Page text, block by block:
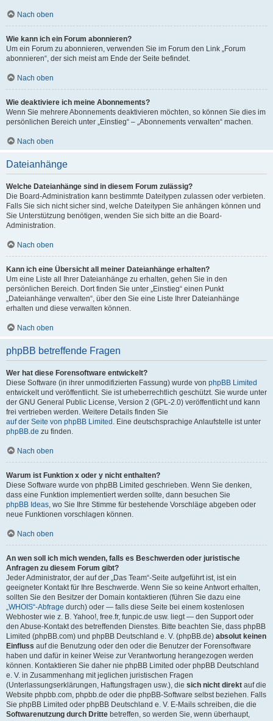
Nach oben
Wie kann ich ein Forum abonnieren?
Um ein Forum zu abonnieren, verwenden Sie im Forum den Link „Forum
abonnieren“, der sich meist am Ende der Seite befindet.
Nach oben
Wie deaktiviere ich meine Abonnements?
Wenn Sie mehrere Abonnements deaktivieren möchten, so können Sie dies im
persönlichen Bereich unter „Einstieg“ – „Abonnements verwalten“ machen.
Nach oben
Dateianhänge
Welche Dateianhänge sind in diesem Forum zulässig?
Die Board-Administration kann bestimmte Dateitypen zulassen oder verbieten.
Falls Sie sich nicht sicher sind, welche Dateitypen Sie anhängen können und
Sie Unterstützung benötigen, wenden Sie sich bitte an die Board-
Administration.
Nach oben
Kann ich eine Übersicht all meiner Dateianhänge erhalten?
Um eine Liste all Ihrer Dateianhänge zu erhalten, gehen Sie in den
persönlichen Bereich. Dort finden Sie unter „Einstieg“ einen Punkt
„Dateianhänge verwalten“, über den Sie eine Liste Ihrer Dateianhänge
erhalten und diese verwalten können.
Nach oben
phpBB betreffende Fragen
Wer hat diese Forensoftware entwickelt?
Diese Software (in ihrer unmodifizierten Fassung) wurde von phpBB Limited
entwickelt und veröffentlicht. Sie ist urheberrechtlich geschützt. Sie wurde unter
der GNU General Public License, Version 2 (GPL-2.0) veröffentlicht und kann
frei vertrieben werden. Weitere Details finden Sie
auf der Seite von phpBB Limited . Eine deutschsprachige Anlaufstelle ist unter
phpBB.de zu finden.
Nach oben
Warum ist Funktion x oder y nicht enthalten?
Diese Software wurde von phpBB Limited geschrieben. Wenn Sie denken,
dass eine Funktion implementiert werden sollte, dann besuchen Sie
phpBB Ideas, wo Sie Ihre Stimme für bestehende Vorschläge abgeben oder
neue Funktionen vorschlagen können.
Nach oben
An wen soll ich mich wenden, falls es Beschwerden oder juristische
Anfragen zu diesem Forum gibt?
Jeder Administrator, der auf der „Das Team“-Seite aufgeführt ist, ist ein
geeigneter Kontakt für Ihre Beschwerde. Wenn Sie so keine Antwort erhalten,
sollten Sie den Besitzer der Domain kontaktieren (führen Sie dazu eine
„WHOIS“-Abfrage durch) oder — falls diese Seite bei einem kostenlosen
Webhoster wie z. B. Yahoo!, free.fr, funpic.de usw. liegt — den Support oder
den Abuse-Kontakt des betreffenden Dienstes. Bitte beachten Sie, dass phpBB
Limited (phpBB.com) und phpBB Deutschland e. V. (phpBB.de) absolut keinen
Einfluss auf die Benutzung oder den oder die Benutzer der Forensoftware
haben und dafür in keiner Weise zur Verantwortung herangezogen werden
können. Kontaktieren Sie daher nie phpBB Limited oder phpBB Deutschland
e. V. in Zusammenhang mit jeglichen juristischen Fragen
(Unterlassungserklärungen, Haftungsfragen usw.), die sich nicht direkt auf die
Website phpbb.com, phpbb.de oder die phpBB-Software selbst beziehen. Falls
Sie phpBB Limited oder phpBB Deutschland e. V. E-Mails schreiben, die die
Softwarenutzung durch Dritte betreffen, so werden Sie, wenn überhaupt,